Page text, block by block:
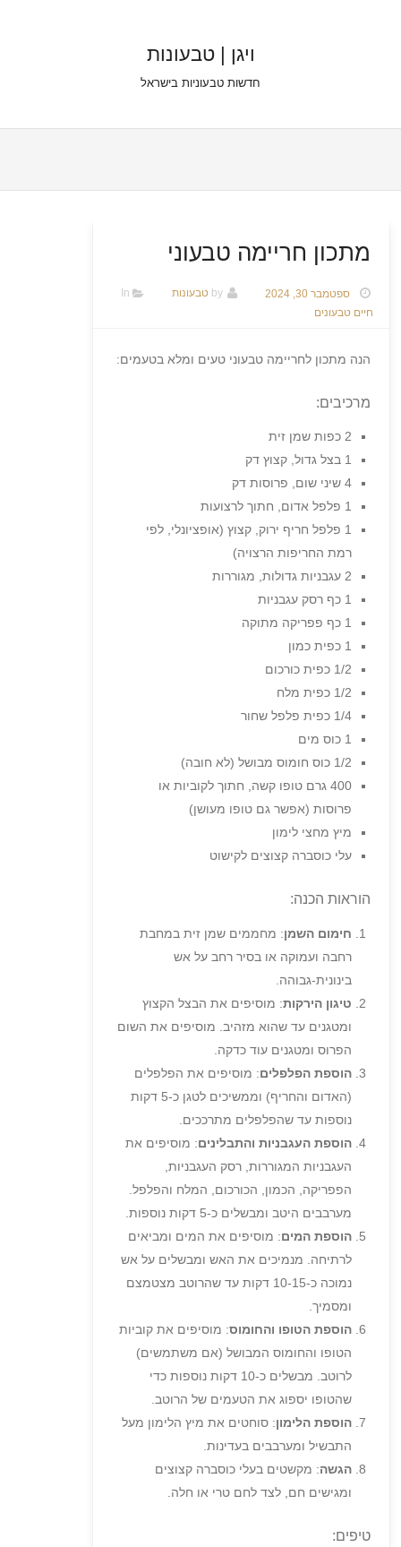
ויגן | טבעונות
חדשות טבעוניות בישראל
מתכון חריימה טבעוני
ספטמבר 30, 2024 by טבעונות
חיים טבעונים
הנה מתכון לחריימה טבעוני טעים ומלא בטעמים:
מרכיבים:
2 כפות שמן זית
1 בצל גדול, קצוץ דק
4 שיני שום, פרוסות דק
1 פלפל אדום, חתוך לרצועות
1 פלפל חריף ירוק, קצוץ (אופציונלי, לפי
רמת החריפות הרצויה)
2 עגבניות גדולות, מגוררות
1 כף רסק עגבניות
1 כף פפריקה מתוקה
1 כפית כמון
1/2 כפית כורכום
1/2 כפית מלח
1/4 כפית פלפל שחור
1 כוס מים
1/2 כוס חומוס מבושל (לא חובה)
400 גרם טופו קשה, חתוך לקוביות או
פרוסות (אפשר גם טופו מעושן)
מיץ מחצי לימון
עלי כוסברה קצוצים לקישוט
הוראות הכנה:
חימום השמן: מחממים שמן זית במחבת
רחבה ועמוקה או בסיר רחב על אש
בינונית-גבוהה.
טיגון הירקות: מוסיפים את הבצל הקצוץ
ומטגנים עד שהוא מזהיב. מוסיפים את השום
הפרוס ומטגנים עוד כדקה.
הוספת הפלפלים: מוסיפים את הפלפלים
(האדום והחריף) וממשיכים לטגן כ-5 דקות
נוספות עד שהפלפלים מתרככים.
הוספת העגבניות והתבלינים: מוסיפים את
העגבניות המגוררות, רסק העגבניות,
הפפריקה, הכמון, הכורכום, המלח והפלפל.
מערבבים היטב ומבשלים כ-5 דקות נוספות.
הוספת המים: מוסיפים את המים ומביאים
לרתיחה. מנמיכים את האש ומבשלים על אש
נמוכה כ-10-15 דקות עד שהרוטב מצטמצם
ומסמיך.
הוספת הטופו והחומוס: מוסיפים את קוביות
הטופו והחומוס המבושל (אם משתמשים)
לרוטב. מבשלים כ-10 דקות נוספות כדי
שהטופו יספוג את הטעמים של הרוטב.
הוספת הלימון: סוחטים את מיץ הלימון מעל
התבשיל ומערבבים בעדינות.
הגשה: מקשטים בעלי כוסברה קצוצים
ומגישים חם, לצד לחם טרי או חלה.
טיפים: